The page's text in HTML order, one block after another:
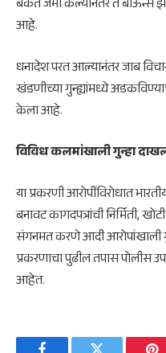
बँकेत जमा केल्यानंतर ते बाऊन्स
आहे.
धनादेश परत आल्यानंतर जाब
खंडणीच्या गुन्ह्यांमध्ये
केला आहे.
विविध कलमांखाली गुन्हा
या प्रकरणी आरोपींविरोधात
बनावट कागदपत्रांची निर्मिती,
संगनमत करणे आदी आरोपांखाली
प्रकरणाचा पुढील तपास पोलीस
आहेत.